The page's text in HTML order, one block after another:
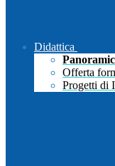
Didattica
Offerta
Progetti di